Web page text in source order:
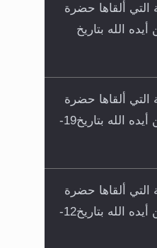
التي ألقاها حضرة
أيده الله بتاريخ
التي ألقاها حضرة
أمير المؤمنين أيده الله بتاريخ19-
التي ألقاها حضرة
أمير المؤمنين أيده الله بتاريخ12-